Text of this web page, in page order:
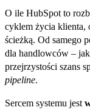
O ile HubSpot to
cyklem życia klienta,
ścieżką. Od samego
dla handlowców –
przejrzystości szans
pipeline.
Sercem systemu jest